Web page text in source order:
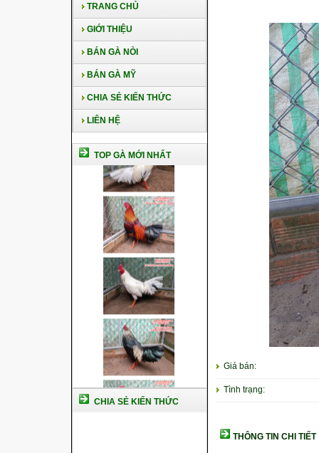
TRANG CHỦ
GIỚI THIỆU
BÁN GÀ NÒI
BÁN GÀ MỸ
CHIA SẺ KIẾN THỨC
LIÊN HỆ
TOP GÀ MỚI NHẤT
CHIA SẺ KIẾN THỨC
Giá bán:
Tình trạng:
THÔNG TIN CHI TIẾT